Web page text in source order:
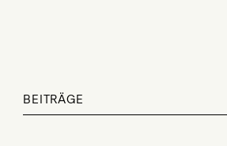
BEITRÄGE